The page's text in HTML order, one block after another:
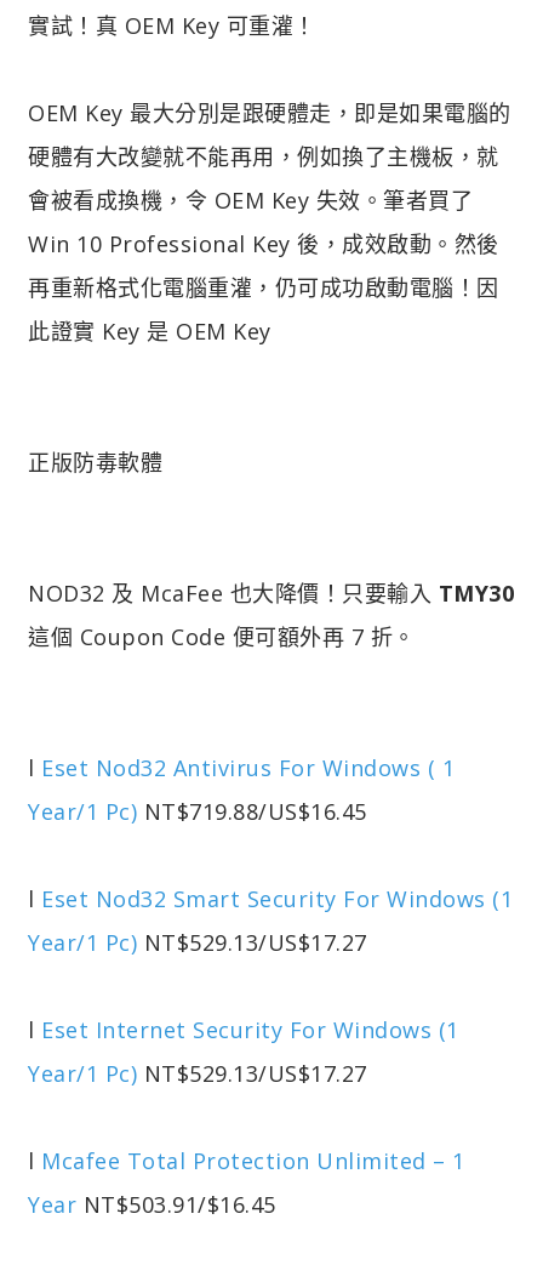
實試！真 OEM Key 可重灌！
OEM Key 最大分別是跟硬體走，即是如果電腦的
硬體有大改變就不能再用，例如換了主機板，就
會被看成換機，令 OEM Key 失效。筆者買了
Win 10 Professional Key 後，成效啟動。然後
再重新格式化電腦重灌，仍可成功啟動電腦！因
此證實 Key 是 OEM Key
正版防毒軟體
NOD32 及 McaFee 也大降價！只要輸入 TMY30
這個 Coupon Code 便可額外再 7 折。
l Eset Nod32 Antivirus For Windows ( 1
Year/1 Pc) NT$719.88/US$16.45
l Eset Nod32 Smart Security For Windows (1
Year/1 Pc) NT$529.13/US$17.27
l Eset Internet Security For Windows (1
Year/1 Pc) NT$529.13/US$17.27
l Mcafee Total Protection Unlimited – 1
Year NT$503.91/$16.45